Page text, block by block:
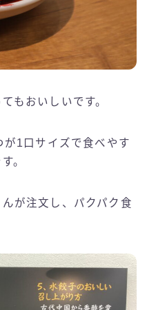
もおいしいです。
1口サイズで食べやす
。
が注文し、パクパク食